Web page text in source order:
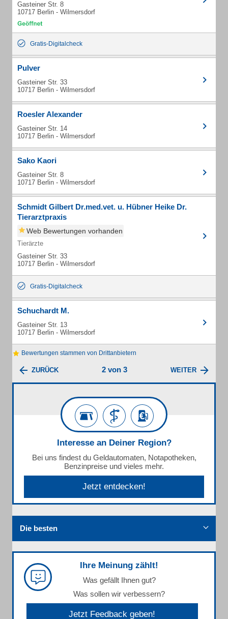
Gasteiner Str. 8
10717 Berlin - Wilmersdorf
Gratis-Digitalcheck
Pulver
Gasteiner Str. 33
10717 Berlin - Wilmersdorf
Roesler Alexander
Gasteiner Str. 14
10717 Berlin - Wilmersdorf
Sako Kaori
Gasteiner Str. 8
10717 Berlin - Wilmersdorf
Schmidt Gilbert Dr.med.vet. u. Hübner Heike Dr.
Tierarztpraxis
Web Bewertungen vorhanden
Tierärzte
Gasteiner Str. 33
10717 Berlin - Wilmersdorf
Gratis-Digitalcheck
Schuchardt M.
Gasteiner Str. 13
10717 Berlin - Wilmersdorf
Bewertungen stammen von Drittanbietern
ZURÜCK 2 von 3 WEITER
Interesse an Deiner Region?
Bei uns findest du Geldautomaten, Notapotheken,
Benzinpreise und vieles mehr.
Jetzt entdecken!
Die besten
Ihre Meinung zählt!
Was gefällt Ihnen gut?
Was sollen wir verbessern?
Jetzt Feedback geben!